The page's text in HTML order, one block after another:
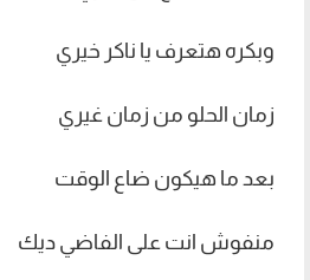
وبكره هتعرف يا ناكر خيري
زمان الحلو من زمان غيري
بعد ما هيكون ضاع الوقت
منفوش انت على الفاضي ديك